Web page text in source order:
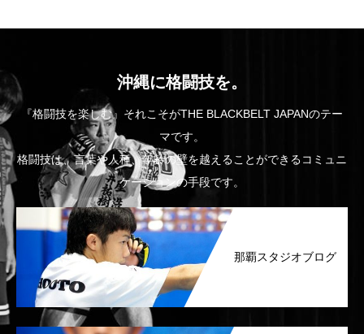
沖縄に格闘技を。
『格闘技を楽しむ』それこそがTHE BLACKBELT JAPANのテー
マです。
格闘技は、言葉や人種、年齢の壁を越えることができるコミュニ
ケーションの手段です。
那覇スタジオブログ